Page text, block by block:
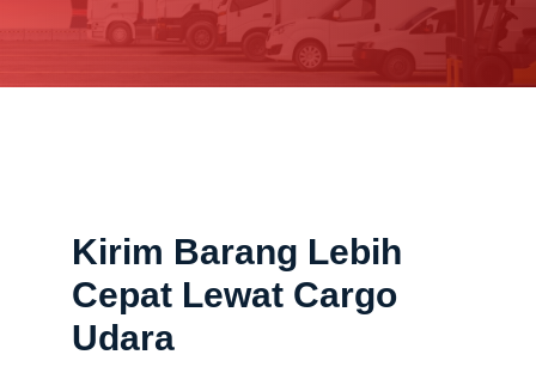
Kirim Barang Lebih
Cepat Lewat Cargo
Udara